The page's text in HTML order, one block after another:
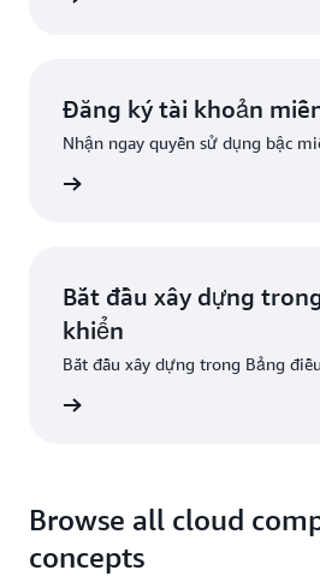
Đăng ký tài khoản
Nhận ngay quyền sử dụng bậc
Bắt đầu xây dựng
khiển
Bắt đầu xây dựng trong Bảng
Browse all cloud
concepts